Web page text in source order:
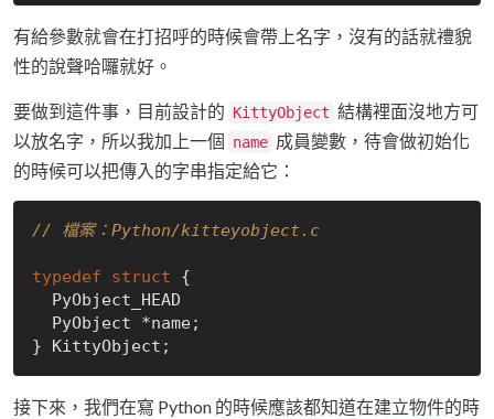
有給參數就會在打招呼的時候會帶上名字，沒有的話就禮貌
性的說聲哈囉就好。
要做到這件事，目前設計的 KittyObject 結構裡面沒地方可
以放名字，所以我加上一個
name 成員變數，待會做初始化
的時候可以把傳入的字串指定給它：
// 檔案：Python/kitteyobject.c
typedef struct {
接下來，我們在寫 Python 的時候應該都知道在建立物件的時